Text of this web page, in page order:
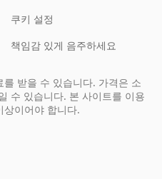
쿠키 설정
책임감 있게 음주하세요
받을 수 있습니다. 가격은 소
수 있습니다. 본 사이트를 이용
이어야 합니다.